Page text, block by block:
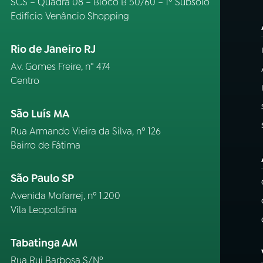
Edifício Venâncio Shopping
Rio de Janeiro RJ
Av. Gomes Freire, n° 474
Centro
São Luís MA
Rua Armando Vieira da Silva, nº 126
Bairro de Fátima
São Paulo SP
Avenida Mofarrej, nº 1.200
Vila Leopoldina
Tabatinga AM
Rua Rui Barbosa S/Nº